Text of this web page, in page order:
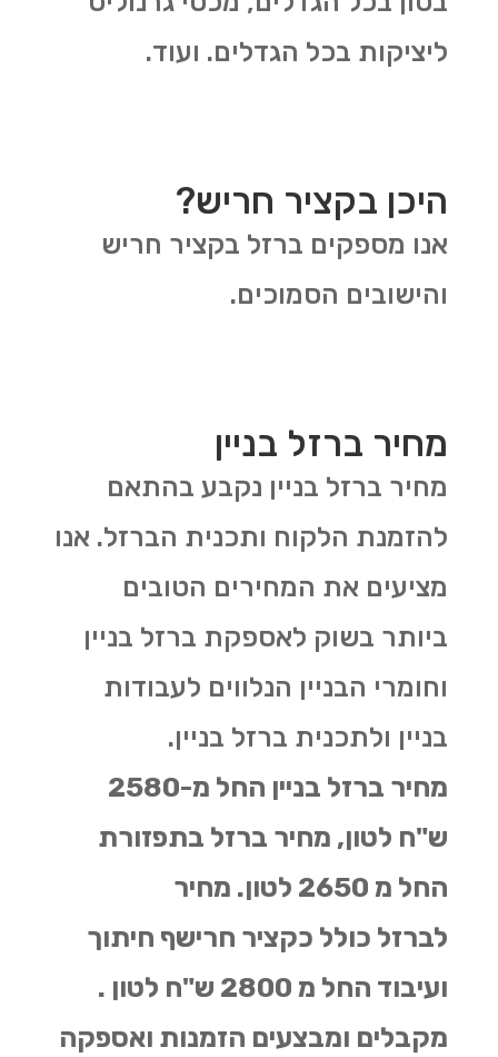
ליציקות בכל הגדלים. ועוד.
היכן בקציר חריש?
אנו מספקים ברזל בקציר חריש
והישובים הסמוכים.
מחיר ברזל בניין
מחיר ברזל בניין נקבע בהתאם
להזמנת הלקוח ותכנית הברזל. אנו
מציעים את המחירים הטובים
ביותר בשוק לאספקת ברזל בניין
וחומרי הבניין הנלווים לעבודות
בניין ולתכנית ברזל בניין.
ש"ח לטון, מחיר ברזל בתפזורת
החל מ 2650 לטון. מחיר
לברזל כולל כקציר חרישף חיתוך
ועיבוד החל מ 2800 ש"ח לטון .
מקבלים ומבצעים הזמנות ואספקה